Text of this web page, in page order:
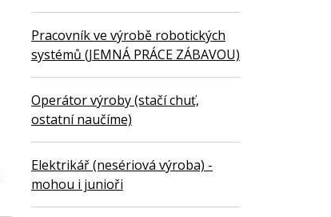
Pracovník ve výrobě robotických
systémů (JEMNÁ PRÁCE ZÁBAVOU)
Operátor výroby (stačí chuť,
ostatní naučíme)
Elektrikář (nesériová výroba) -
mohou i junioři